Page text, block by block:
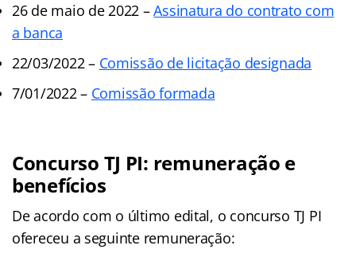
26 de maio de 2022 –Assinatura do contrato com
a banca
22/03/2022 – Comissão de licitação designada
7/01/2022 – Comissão formada
Concurso TJ PI: remuneração e
benefícios
De acordo com o último edital, o concurso TJ PI
ofereceu a seguinte remuneração: